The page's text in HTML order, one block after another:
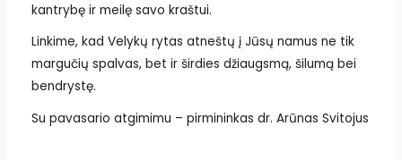
kantrybę ir meilę savo kraštui.
Linkime, kad Velykų rytas atneštų į Jūsų namus ne tik
margučių spalvas, bet ir širdies džiaugsmą, šilumą bei
bendrystę.
Su pavasario atgimimu – pirmininkas dr. Arūnas Svitojus